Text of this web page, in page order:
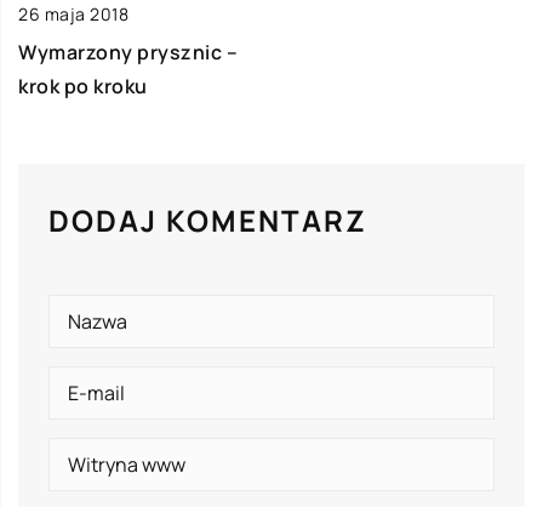
26 maja 2018
Wymarzony prysznic –
krok po kroku
DODAJ KOMENTARZ